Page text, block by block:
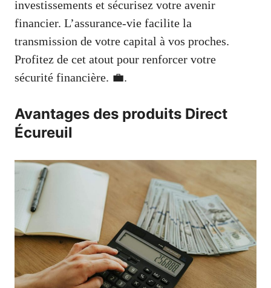
investissements et sécurisez votre avenir
financier. L’assurance-vie facilite la
transmission de votre capital à vos proches.
Profitez de cet atout pour renforcer votre
sécurité financière. 💼.
Avantages des produits Direct
Écureuil